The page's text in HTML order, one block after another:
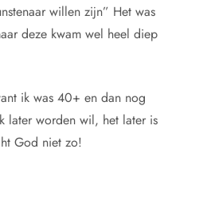
willen zijn” Het was
deze kwam wel heel diep
ik was 40+ en dan nog
later worden wil, het later is
God niet zo!